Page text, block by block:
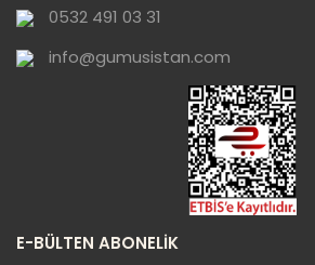
Bu ürüne benzer farklı
Gönder
0532 491 03 31
info@gumusistan.com
E-BÜLTEN ABONELİK